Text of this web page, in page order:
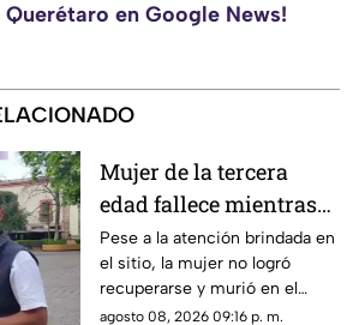
en Google News!
Mujer de la tercera
edad fallece mientras
caminaba por el Centro
de Querétaro
Pese a la atención brindada en
el sitio, la mujer no logró
recuperarse y murió en el
lugar.
agosto 08, 2026 09:16 p. m.